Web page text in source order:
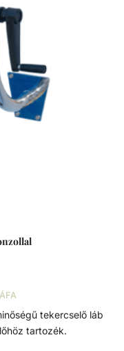
berendezések
takarítva meg.
180 vagy 250
Kíméletes
2-3 év.
a
a víztisztítás egyéb
tartozék.